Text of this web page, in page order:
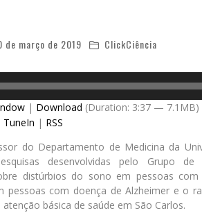
de março de 2019 ClickCiência
| Download (Duration: 3:37 — 7.1MB)
TuneIn | RSS
do Departamento de Medicina da
desenvolvidas pelo Grupo de
distúrbios do sono em pessoas
pessoas com doença de Alzheimer e o
básica de saúde em São Carlos.